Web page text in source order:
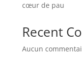
cœur de pau
Recent
Aucun